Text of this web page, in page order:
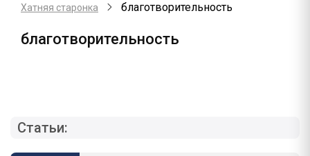
Хатняя старонка благотворительность
благотворительность
Статьи: